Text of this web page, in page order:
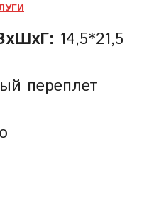
14,5*21,5
переплет